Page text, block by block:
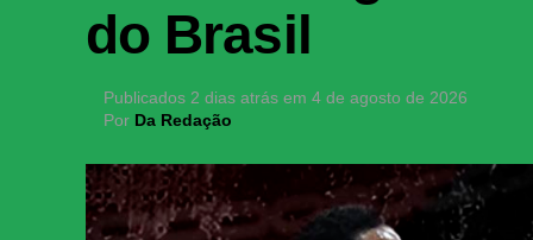
do Brasil
Publicados 2 dias atrás em 4 de agosto de 2026
Por Da Redação